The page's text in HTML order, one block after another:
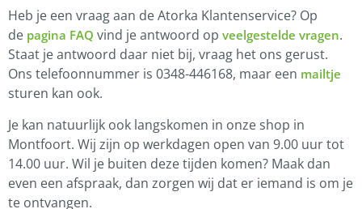
Heb je een vraag aan de Atorka Klantenservice? Op
de pagina FAQ vind je antwoord op veelgestelde vragen.
Staat je antwoord daar niet bij, vraag het ons gerust.
Ons telefoonnummer is 0348-446168, maar een mailtje
sturen kan ook.
Je kan natuurlijk ook langskomen in onze shop in
Montfoort. Wij zijn op werkdagen open van 9.00 uur tot
14.00 uur. Wil je buiten deze tijden komen? Maak dan
even een afspraak, dan zorgen wij dat er iemand is om je
te ontvangen.